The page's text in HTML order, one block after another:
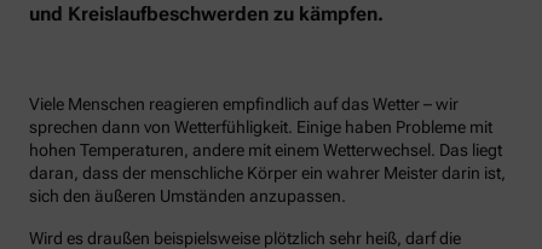
und Kreislaufbeschwerden zu kämpfen.
Viele Menschen reagieren empfindlich auf das Wetter – wir
sprechen dann von Wetterfühligkeit. Einige haben Probleme mit
hohen Temperaturen, andere mit einem Wetterwechsel. Das liegt
daran, dass der menschliche Körper ein wahrer Meister darin ist,
sich den äußeren Umständen anzupassen.
Wird es draußen beispielsweise plötzlich sehr heiß, darf die